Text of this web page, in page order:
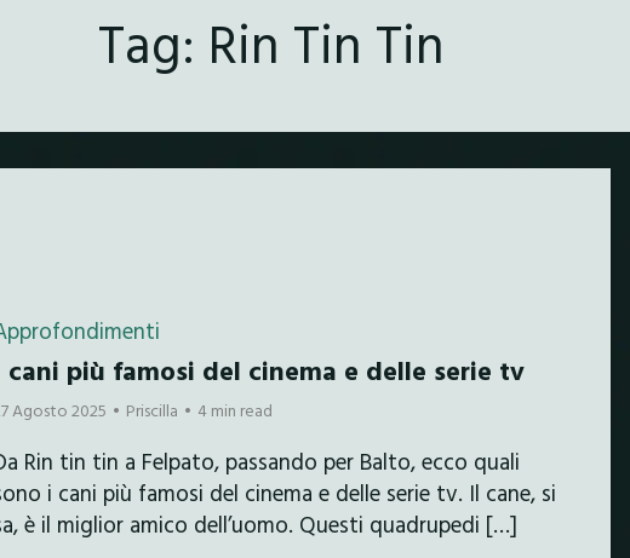
Tag: Rin Tin Tin
cani più famosi del cinema e delle serie tv
Agosto 2025 Priscilla 4 min read
Rin tin tin a Felpato, passando per Balto, ecco quali
i cani più famosi del cinema e delle serie tv. Il cane, si
è il miglior amico dell’uomo. Questi quadrupedi […]